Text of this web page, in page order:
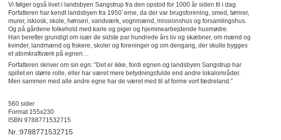
Vi følger også livet i landsbyen Sangstrup fra den opstod for 1000 år siden til i dag.
Forfatteren har kendt landsbyen fra 1950´erne, da der var brugsforening, smed, tømrer,
murer, iskiosk, skole, hønseri, vandværk, vognmænd, missionshus og forsamlingshus.
Og på gårdene folkehold med karle og piger og hjemmearbejdende husmødre.
Han beretter grundigt om især de sidste par hundrede års liv og skæbner, om mænd og
kvinder, landmænd og fiskere, skoler og foreninger og om dengang, der skulle bygges
et atomkraftværk på egnen…
Forfatteren skriver om sin egn: “Det er ikke, fordi egnen og landsbyen Sangstrup har
spillet en større rolle, eller har været mere betydningsfulde end andre lokalområder.
Men sammen med alle andre egne har de været med til af forme vort fædreland.”
560 sider
Format 155x230
ISBN 9788771532715
Nr.:9788771532715